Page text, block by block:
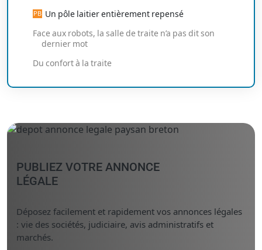
Un pôle laitier entièrement repensé
Face aux robots, la salle de traite n’a pas dit son
dernier mot
Du confort à la traite
PUBLIEZ VOTRE ANNONCE
LÉGALE
Déposez facilement et rapidement vos annonces légales
: vie des sociétés, judiciaire, avis administratifs et
marchés.